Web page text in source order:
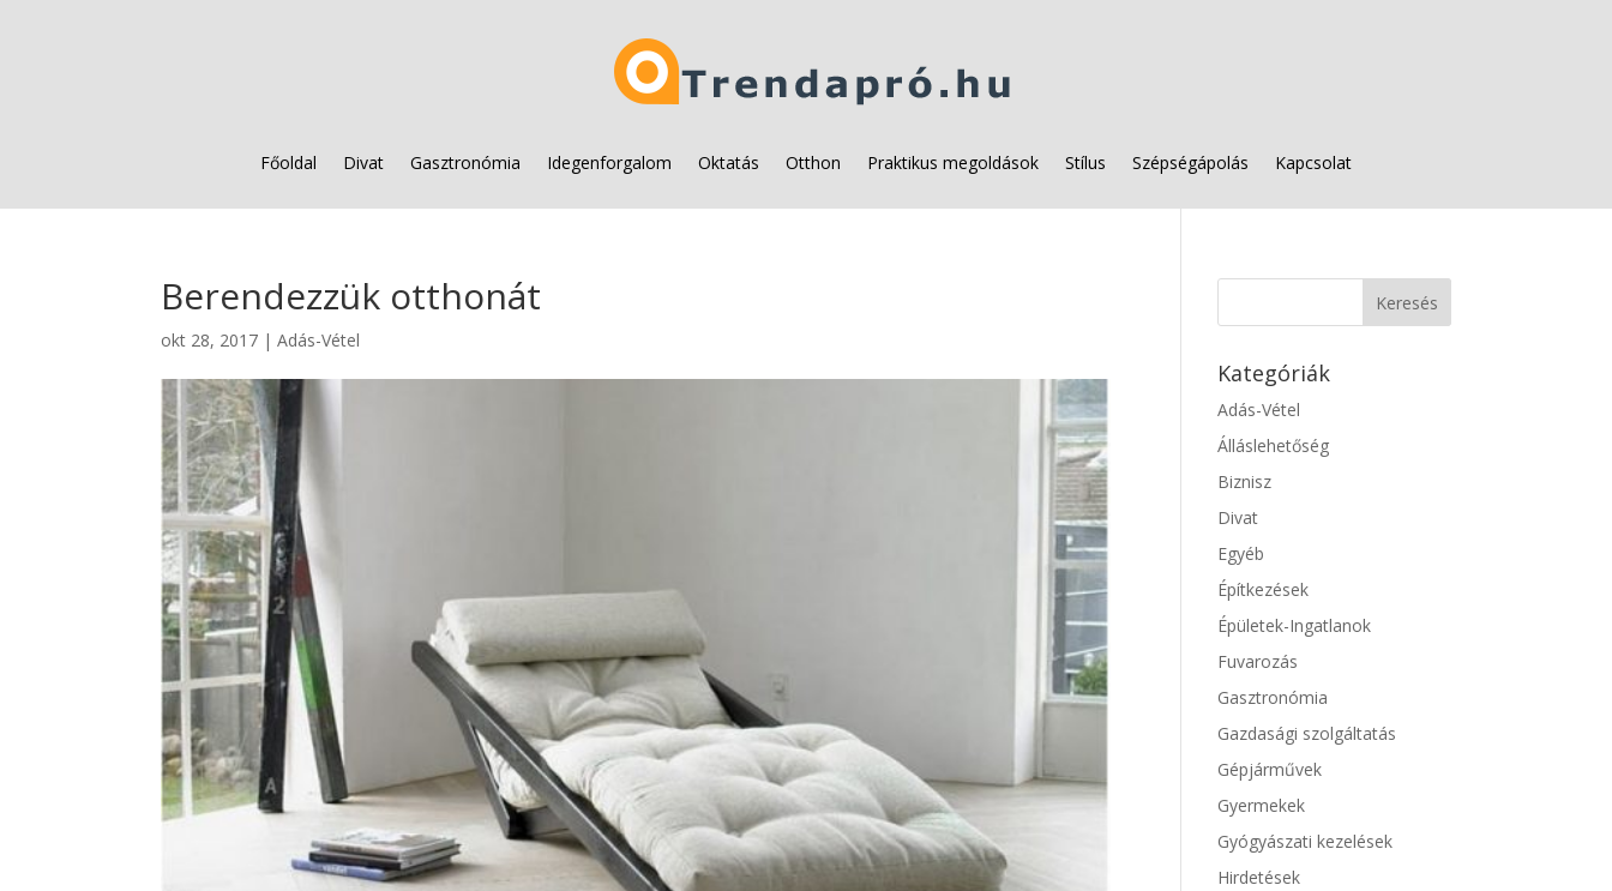
Főoldal Divat Gasztronómia Idegenforgalom Oktatás Otthon Praktikus megoldások Stílus Szépségápolás Kapcsolat
Berendezzük otthonát
okt 28, 2017 |Adás-Vétel
Kategóriák
Adás-Vétel
Álláslehetőség
Biznisz
Divat
Egyéb
Építkezések
Épületek-Ingatlanok
Fuvarozás
Gasztronómia
Gazdasági szolgáltatás
Gépjárművek
Gyermekek
Gyógyászati kezelések
Hirdetések